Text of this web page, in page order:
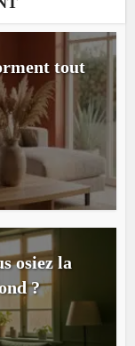
tout
osiez la
?